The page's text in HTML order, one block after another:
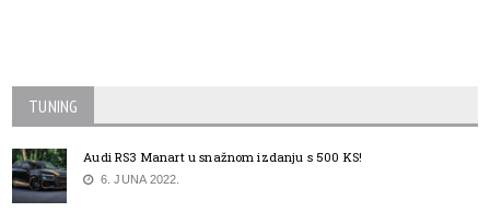
TUNING
Audi RS3 Manart u snažnom izdanju s 500 KS!
6. JUNA 2022.